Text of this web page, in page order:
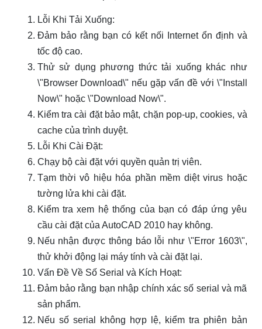
Lỗi Khi Tải Xuống:
Đảm bảo rằng bạn có kết nối Internet ổn định và
tốc độ cao.
Thử sử dụng phương thức tải xuống khác như
\"Browser Download\" nếu gặp vấn đề với \"Install
Now\" hoặc \"Download Now\".
Kiểm tra cài đặt bảo mật, chặn pop-up, cookies, và
cache của trình duyệt.
Lỗi Khi Cài Đặt:
Chạy bộ cài đặt với quyền quản trị viên.
Tạm thời vô hiệu hóa phần mềm diệt virus hoặc
tường lửa khi cài đặt.
Kiểm tra xem hệ thống của bạn có đáp ứng yêu
cầu cài đặt của AutoCAD 2010 hay không.
Nếu nhận được thông báo lỗi như \"Error 1603\",
thử khởi động lại máy tính và cài đặt lại.
Vấn Đề Về Số Serial và Kích Hoạt:
Đảm bảo rằng bạn nhập chính xác số serial và mã
sản phẩm.
Nếu số serial không hợp lệ, kiểm tra phiên bản